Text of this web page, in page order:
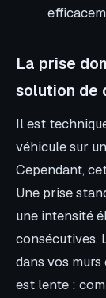
La prise
solution de
Il est
véhicule sur
Cependant,
Une prise
une intensité
consécutives.
dans vos murs
est lente :